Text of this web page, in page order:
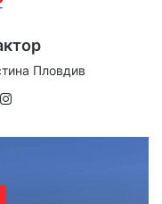
Пловдив
Yo
ra